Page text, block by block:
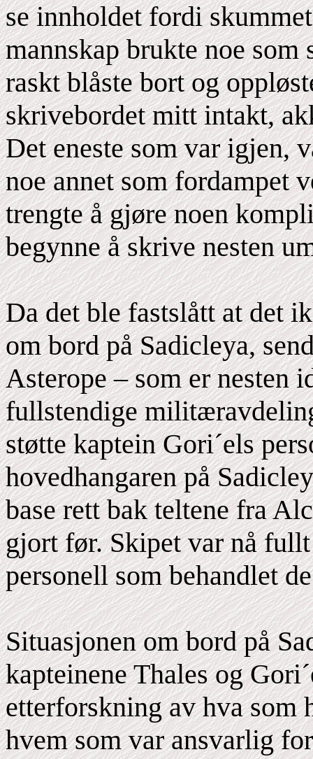
se innholdet fordi
mannskap brukte noe som
raskt blåste bort og
skrivebordet mitt intakt,
Det eneste som var igjen,
noe annet som fordampet
trengte å gjøre noen
begynne å skrive nesten
Da det ble fastslått at det
om bord på Sadicleya,
Asterope – som er nesten
fullstendige
støtte kaptein Gori´els
hovedhangaren på
base rett bak teltene fra
gjort før. Skipet var nå
personell som behandlet
Situasjonen om bord på
kapteinene Thales og
etterforskning av hva som
hvem som var ansvarlig